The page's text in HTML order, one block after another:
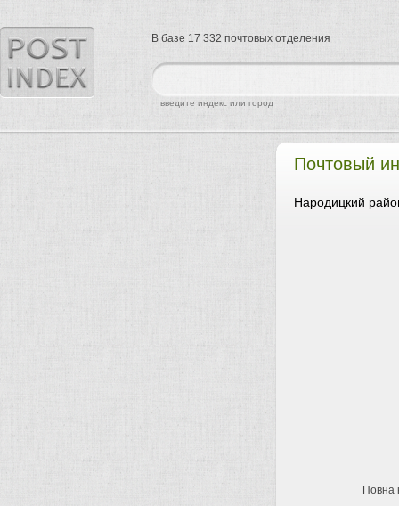
Почтовый
Народицкий
Повна
найти
введите индекс или город
В базе 17 332 почтовых отделения